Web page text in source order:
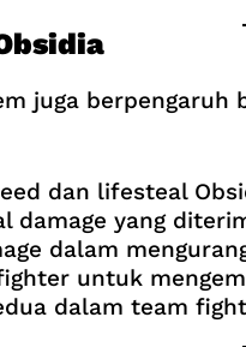
juga
dan lifesteal
damage yang
dalam
untuk
dalam team